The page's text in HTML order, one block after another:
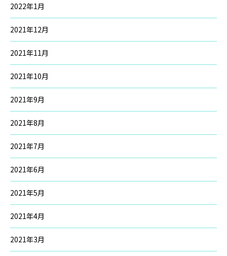
2022年1月
2021年12月
2021年11月
2021年10月
2021年9月
2021年8月
2021年7月
2021年6月
2021年5月
2021年4月
2021年3月